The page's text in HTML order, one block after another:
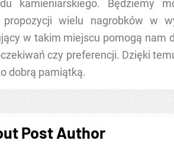
kamieniarskiego. Będziemy
wielu nagrobków w
w takim miejscu pomogą nam
czy preferencji. Dzięki
dobrą pamiątką.
Post Author